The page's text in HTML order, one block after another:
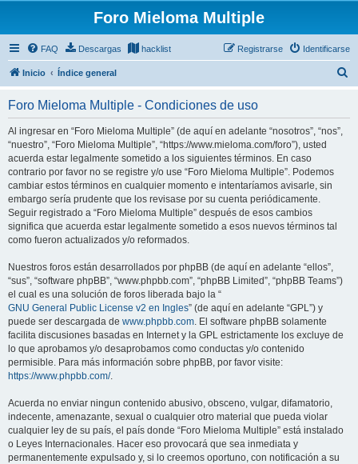
Foro Mieloma Multiple
FAQ Descargas hacklist Identificarse
Registrarse
Inicio Índice general
Foro Mieloma Multiple - Condiciones de uso
Al ingresar en “Foro Mieloma Multiple” (de aquí en adelante “nosotros”, “nos”,
“nuestro”, “Foro Mieloma Multiple”, “https://www.mieloma.com/foro”), usted
acuerda estar legalmente sometido a los siguientes términos. En caso
contrario por favor no se registre y/o use “Foro Mieloma Multiple”. Podemos
cambiar estos términos en cualquier momento e intentaríamos avisarle, sin
embargo sería prudente que los revisase por su cuenta periódicamente.
Seguir registrado a “Foro Mieloma Multiple” después de esos cambios
significa que acuerda estar legalmente sometido a esos nuevos términos tal
como fueron actualizados y/o reformados.
Nuestros foros están desarrollados por phpBB (de aquí en adelante “ellos”,
“sus”, “software phpBB”, “www.phpbb.com”, “phpBB Limited”, “phpBB Teams”)
el cual es una solución de foros liberada bajo la “
GNU General Public License v2 en Ingles” (de aquí en adelante “GPL”) y
puede ser descargada de www.phpbb.com. El software phpBB solamente
facilita discusiones basadas en Internet y la GPL estrictamente los excluye de
lo que aprobamos y/o desaprobamos como conductas y/o contenido
permisible. Para más información sobre phpBB, por favor visite:
https://www.phpbb.com/.
Acuerda no enviar ningun contenido abusivo, obsceno, vulgar, difamatorio,
indecente, amenazante, sexual o cualquier otro material que pueda violar
cualquier ley de su país, el país donde “Foro Mieloma Multiple” está instalado
o Leyes Internacionales. Hacer eso provocará que sea inmediata y
permanentemente expulsado y, si lo creemos oportuno, con notificación a su